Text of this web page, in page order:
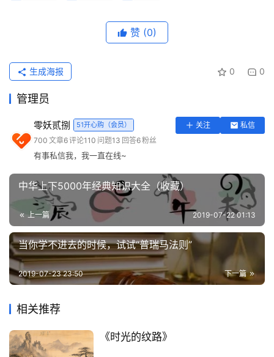
首
日
一
读
用
具
问
专
区
常
网
址
登录 注册
南宋 马远《竹涧焚香图》
前段时间，央美中国画学院的考题“玩出新高度”——首次增
加了诗歌创作，要求考生自作咏春七绝一首，平添了不少
“知古”的味道。
赞 (0)
0 0
生成海报
管理员
零妖贰捌 51开心购（会员） 关注
私信
700 文章6评论110 问题13 回答6粉丝
有事私信我，我一直在线~
中华上下5000年经典知识大全（收藏）
上一篇 2019-07-22 01:13
当你学不进去的时候，试试“普瑞马法则”
下一篇
2019-07-23 23:50
相关推荐
《时光的纹路》